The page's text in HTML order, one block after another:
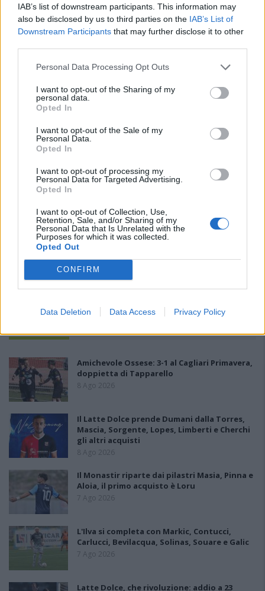
IAB’s list of downstream participants. This information may
also be disclosed by us to third parties on the IAB’s List of
Downstream Participants that may further disclose it to other
Personal Data Processing Opt Outs
I want to opt-out of the Sharing of my
personal data.
Opted In
I want to opt-out of the Sale of my
Personal Data.
Opted In
I want to opt-out of processing my
Personal Data for Targeted Advertising.
Opted In
I want to opt-out of Collection, Use,
Retention, Sale, and/or Sharing of my
Personal Data that Is Unrelated with the
Purposes for which it was collected.
Opted Out
CONFIRM
Data Deletion Data Access Privacy Policy
Amichevole Ossese: 3-1 al Cagliari Primavera,
doppietta di Tapparello
8 Ago 2026
Il Latte Dolce prende Dumani dalla Torres,
Mascia, Sorgente, Lopes, Limberti e Cherchi
gli altri acquisti
8 Ago 2026
Il Monastir riparte dai pilastri Masia, Pinna e
Aloia, il primo acquisto è Loru
7 Ago 2026
L'Ilva si completa con Markic, Contucci,
Carlucci, Bevilacqua, Solinas, Souare e Galic
7 Ago 2026
Latte Dolce, che rivoluzione: addio a 23